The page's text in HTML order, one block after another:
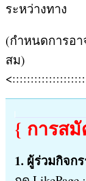
ระหว่างทาง
(กำหนดการอ
สม)
{ การส
1. ผู้ร่วมกิจก